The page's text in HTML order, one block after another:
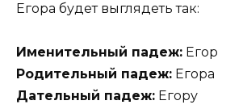
Егора будет выглядеть так:
Именительный падеж: Егор
Родительный падеж: Егора
Дательный падеж: Егору